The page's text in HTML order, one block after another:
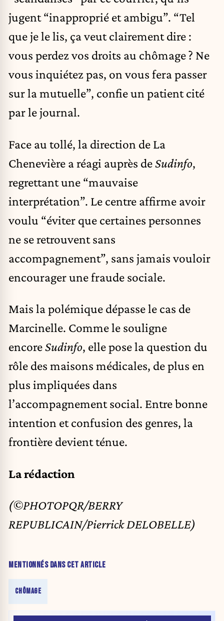
jugent “inapproprié et ambigu”. “Tel
que je le lis, ça veut clairement dire :
vous perdez vos droits au chômage ? Ne
vous inquiétez pas, on vous fera passer
sur la mutuelle”, confie un patient cité
par le journal.
Face au tollé, la direction de La
Chenevière a réagi auprès deSudinfo,
regrettant une “mauvaise
interprétation”. Le centre affirme avoir
voulu “éviter que certaines personnes
ne se retrouvent sans
accompagnement”, sans jamais vouloir
encourager une fraude sociale.
Mais la polémique dépasse le cas de
Marcinelle. Comme le souligne
encoreSudinfo, elle pose la question du
rôle des maisons médicales, de plus en
plus impliquées dans
l’accompagnement social. Entre bonne
intention et confusion des genres, la
frontière devient ténue.
La rédaction
(©PHOTOPQR/BERRY
REPUBLICAIN/Pierrick DELOBELLE)
MENTIONNÉS DANS CET ARTICLE
CHÔMAGE